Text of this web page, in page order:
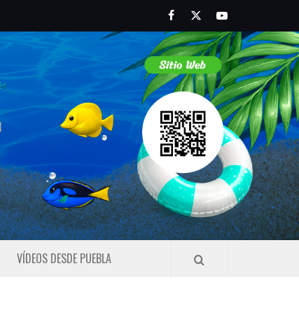
FacebookTwitterYoutube
VÍDEOS DESDE PUEBLA